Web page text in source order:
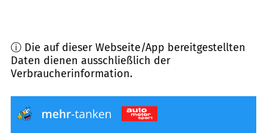
ⓘ Die auf dieser Webseite/App bereitgestellten
Daten dienen ausschließlich der
Verbraucherinformation.